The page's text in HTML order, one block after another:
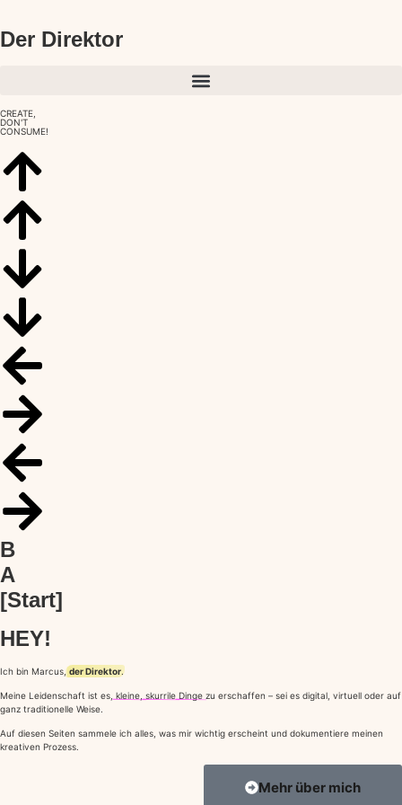
Der Direktor
CREATE,
DON'T
CONSUME!
B
A
[Start]
HEY!
Ich bin Marcus,der Direktor
Meine Leidenschaft ist es, kleine, skurrile Dinge zu erschaffen – sei es digital, virtuell oder auf
ganz traditionelle Weise.
Auf diesen Seiten sammele ich alles, was mir wichtig erscheint und dokumentiere meinen
kreativen Prozess.
Mehr über mich